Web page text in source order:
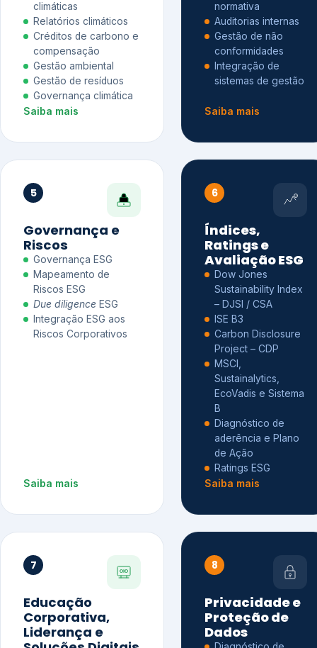
climáticas
Relatórios climáticos
Créditos de carbono e
compensação
Gestão ambiental
Gestão de resíduos
Governança climática
Saiba mais
normativa
Auditorias internas
Gestão de não
conformidades
Integração de
sistemas de gestão
Saiba mais
5
Governança e
Riscos
Governança ESG
Mapeamento de
Riscos ESG
Due diligence ESG
Integração ESG aos
Riscos Corporativos
Saiba mais
6
Índices,
Ratings e
Avaliação ESG
Dow Jones
Sustainability Index
– DJSI / CSA
ISE B3
Carbon Disclosure
Project – CDP
MSCI,
Sustainalytics,
EcoVadis e Sistema
B
Diagnóstico de
aderência e Plano
de Ação
Ratings ESG
Saiba mais
7
Educação
Corporativa,
Liderança e
8
Privacidade e
Proteção de
Dados